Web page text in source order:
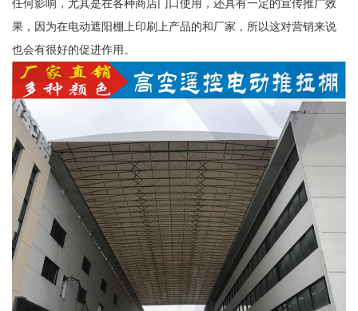
任何影响，尤其是在各种商店门口使用，还具有一定的宣传推广效
果，因为在电动遮阳棚上印刷上产品的和厂家，所以这对营销来说
也会有很好的促进作用。